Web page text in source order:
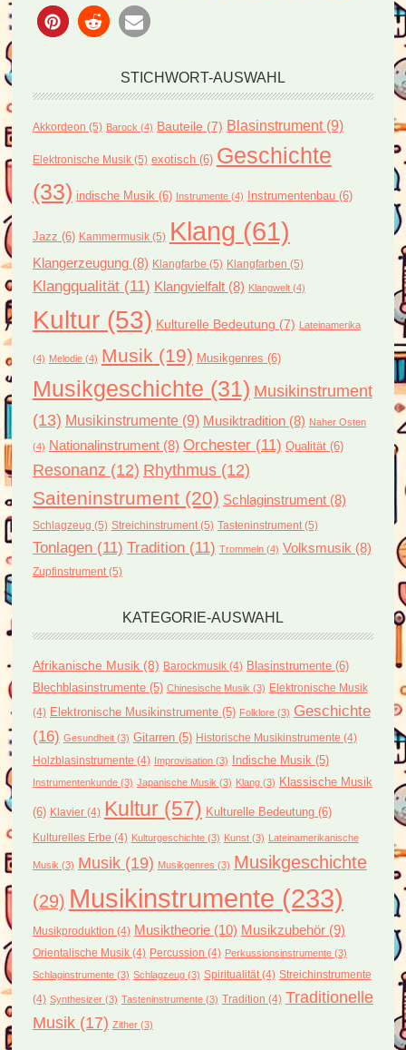
STICHWORT-AUSWAHL
Akkordeon (5) Barock (4) Bauteile (7) Blasinstrument(9)
Elektronische Musik(5) exotisch(6) Geschichte
(33) indische Musik (6) Instrumente(4) Instrumentenbau(6)
Jazz (6) Kammermusik(5) Klang (61)
Klangerzeugung(8) Klangfarbe (5) Klangfarben (5)
Klangqualität(11) Klangvielfalt(8) Klangwelt(4)
Kultur(53) Kulturelle Bedeutung (7) Lateinamerika
(4) Melodie(4) Musik (19) Musikgenres (6)
Musikgeschichte (31) Musikinstrument
(13) Musikinstrumente(9) Musiktradition(8) Naher Osten
(4) Nationalinstrument(8) Orchester(11) Qualität(6)
Resonanz (12) Rhythmus(12)
Saiteninstrument(20) Schlaginstrument(8)
Schlagzeug (5) Streichinstrument(5) Tasteninstrument(5)
Tonlagen(11) Tradition(11) Trommeln(4) Volksmusik (8)
Zupfinstrument(5)
KATEGORIE-AUSWAHL
Afrikanische Musik(8) Barockmusik(4) Blasinstrumente(6)
Blechblasinstrumente(5) Chinesische Musik (3) Elektronische Musik
(4) Elektronische Musikinstrumente(5) Folklore(3) Geschichte
(16) Gesundheit(3) Gitarren(5) Historische Musikinstrumente (4)
Holzblasinstrumente (4) Improvisation(3) Indische Musik (5)
Instrumentenkunde(3) Japanische Musik (3) Klang(3) Klassische Musik
(6) Klavier(4) Kultur(57) Kulturelle Bedeutung(6)
Kulturelles Erbe (4) Kulturgeschichte(3) Kunst(3) Lateinamerikanische
Musik (3) Musik(19) Musikgenres (3) Musikgeschichte
(29) Musikinstrumente (233)
Musikproduktion (4) Musiktheorie(10) Musikzubehör(9)
Orientalische Musik(4) Percussion (4) Perkussionsinstrumente(3)
Schlaginstrumente(3) Schlagzeug(3) Spiritualität(4) Streichinstrumente
(4) Synthesizer(3) Tasteninstrumente(3) Tradition (4) Traditionelle
Musik(17) Zither(3)